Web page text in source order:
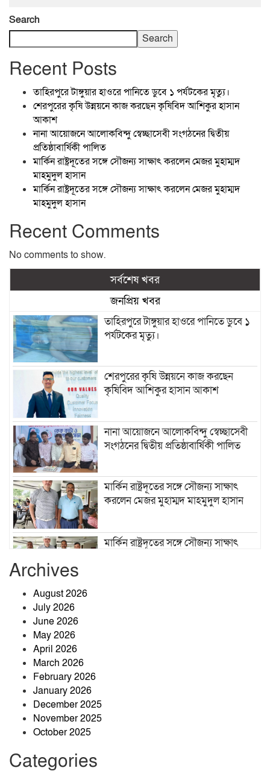
Search
Search
Recent Posts
তাহিরপুরে টাঙ্গুয়ার হাওরে পানিতে ডুবে ১ পর্যটকের মৃত্যু।
শেরপুরের কৃষি উন্নয়নে কাজ করছেন কৃষিবিদ আশিকুর হাসান
আকাশ
নানা আয়োজনে আলোকবিন্দু স্বেচ্ছাসেবী সংগঠনের দ্বিতীয়
প্রতিষ্ঠাবার্ষিকী পালিত
মার্কিন রাষ্ট্রদূতের সঙ্গে সৌজন্য সাক্ষাৎ করলেন মেজর মুহাম্মদ
মাহমুদুল হাসান
মার্কিন রাষ্ট্রদূতের সঙ্গে সৌজন্য সাক্ষাৎ করলেন মেজর মুহাম্মদ
মাহমুদুল হাসান
Recent Comments
No comments to show.
সর্বশেষ খবর
জনপ্রিয় খবর
তাহিরপুরে টাঙ্গুয়ার হাওরে পানিতে ডুবে ১
পর্যটকের মৃত্যু।
শেরপুরের কৃষি উন্নয়নে কাজ করছেন
কৃষিবিদ আশিকুর হাসান আকাশ
নানা আয়োজনে আলোকবিন্দু স্বেচ্ছাসেবী
সংগঠনের দ্বিতীয় প্রতিষ্ঠাবার্ষিকী পালিত
মার্কিন রাষ্ট্রদূতের সঙ্গে সৌজন্য সাক্ষাৎ
করলেন মেজর মুহাম্মদ মাহমুদুল হাসান
মার্কিন রাষ্ট্রদূতের সঙ্গে সৌজন্য সাক্ষাৎ
Archives
August 2026
July 2026
June 2026
May 2026
April 2026
March 2026
February 2026
January 2026
December 2025
November 2025
October 2025
Categories